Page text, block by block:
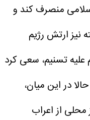
منصرف کند و
نیز ارتش رژیم
مستقیم علیه تسنیم، سعی کرد
در این میان،
از اعراب